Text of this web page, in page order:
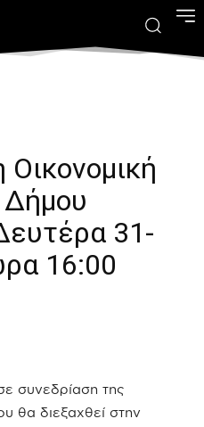
Οικονομική
Δήμου
31-
16:00
συνεδρίαση της
θα διεξαχθεί στην